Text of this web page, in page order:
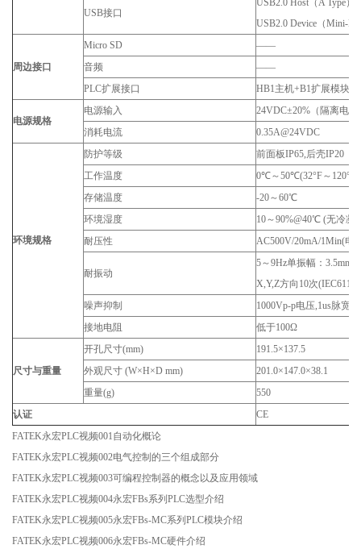
USB接口
USB2.0 Host（A Type）
USB2.0 Device（Mini-B
周边接口
Micro SD
——
音频
——
PLC扩展接口
HB1主机+B1扩展模块
电源规格
电源输入
24VDC±20%（隔离电源
消耗电流
0.35A@24VDC
环境规格
防护等级
前面板IP65,后壳IP20
工作温度
0℃～50℃(32°F～120°F)
存储温度
-20～60℃
环境湿度
10～90%@40℃ (无冷凝)
耐压性
AC500V/20mA/1Min(电
耐振动
5～9Hz单振幅：3.5mm;
X,Y,Z方向10次
噪声抑制
1000Vp-p电压,1us脉宽,
接地电阻
低于100Ω
尺寸与重量
开孔尺寸(mm)
191.5×137.5
外观尺寸 (W×H×D mm)
201.0×147.0×38.1
重量(g)
550
认证
CE
FATEK永宏PLC视频001自动化概论
FATEK永宏PLC视频002电气控制的三个组成部分
FATEK永宏PLC视频003可编程控制器的概念以及应用领域
FATEK永宏PLC视频004永宏FBs系列PLC选型介绍
FATEK永宏PLC视频005永宏FBs-MC系列PLC模块介绍
FATEK永宏PLC视频006永宏FBs-MC硬件介绍